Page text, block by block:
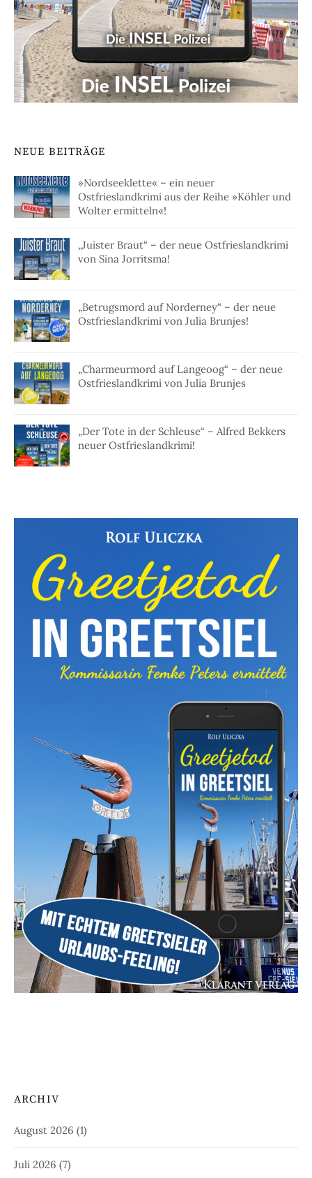
NEUE BEITRÄGE
»Nordseeklette« – ein neuer
Ostfrieslandkrimi aus der Reihe »Köhler und
Wolter ermitteln«!
„Juister Braut“ – der neue Ostfrieslandkrimi
von Sina Jorritsma!
„Betrugsmord auf Norderney“ – der neue
Ostfrieslandkrimi von Julia Brunjes!
„Charmeurmord auf Langeoog“ – der neue
Ostfrieslandkrimi von Julia Brunjes
„Der Tote in der Schleuse“ – Alfred Bekkers
neuer Ostfrieslandkrimi!
ARCHIV
August 2026 (1)
Juli 2026 (7)